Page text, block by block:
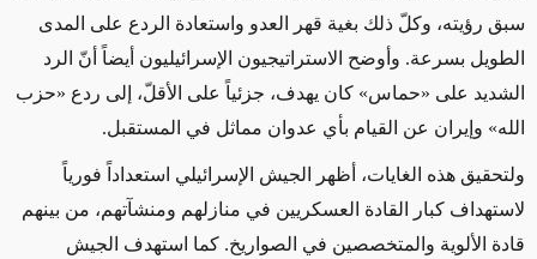
سبق رؤيته، وكلّ ذلك بغية قهر
العدو واستعادة الردع على المدى
الطويل بسرعة. وأوضح الاستراتيجيون الإسرائيليون أيضاً أنّ الرد
الشديد على «حماس» كان يهدف، جزئياً على الأقلّ، إلى ردع «حزب
الله» وإيران عن القيام بأي عدوان مماثل في المستقبل.
ولتحقيق هذه الغايات، أظهر الجيش الإسرائيلي استعداداً فورياً
لاستهداف كبار القادة العسكريين في منازلهم ومنشآتهم، من بينهم
قادة الألوية والمتخصصين في الصواريخ. كما استهدف الجيش